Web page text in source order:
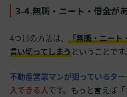
3-4.無職・ニート・借金が
4つ目の方法は、 「無職・ニート
言い切ってしまうということです。
不動産営業マンが狙っているタ
入できる人です。もっと言えば